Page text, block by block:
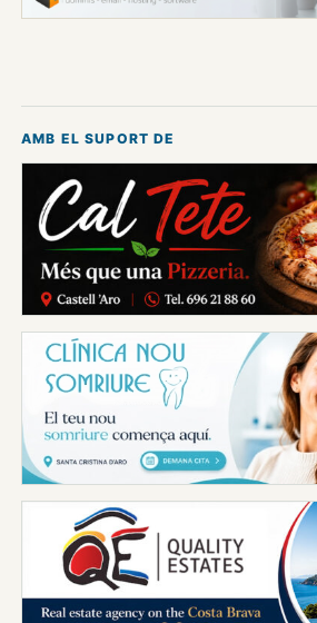
AMB EL SUPORT DE